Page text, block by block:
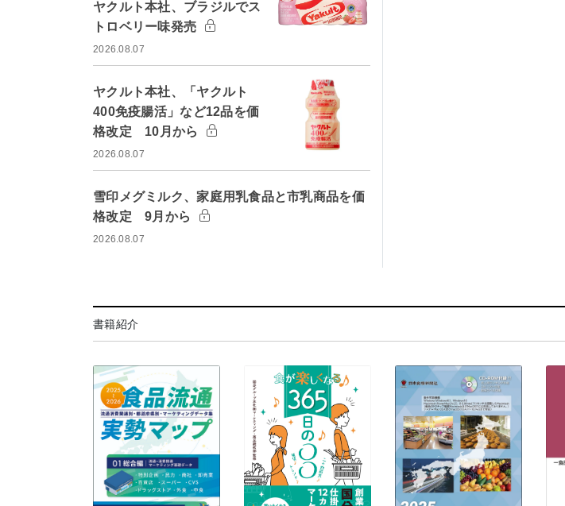
ヤクルト本社、ブラジルでス
トロベリー味発売
2026.08.07
ヤクルト本社、「ヤクルト
400免疫腸活」など12品を価
格改定 10月から
2026.08.07
雪印メグミルク、家庭用乳食品と市乳商品を価
格改定 9月から
2026.08.07
書籍紹介